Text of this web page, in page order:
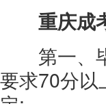
重庆成
第一、毕
要求70分以